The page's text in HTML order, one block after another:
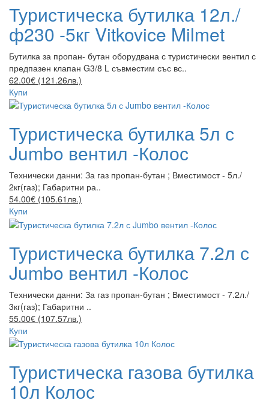
Туристическа бутилка 12л./
ф230 -5кг Vitkovice Milmet
Бутилка за пропан- бутан оборудвана с туристически вентил с
предпазен клапан G3/8 L съвместим със вс..
62.00€ (121.26лв.)
Купи
Туристическа бутилка 5л с
Jumbo вентил -Колос
Технически данни: За газ пропан-бутан ; Вместимост - 5л./
2кг(газ); Габаритни ра..
54.00€ (105.61лв.)
Купи
Туристическа бутилка 7.2л с
Jumbo вентил -Колос
Технически данни: За газ пропан-бутан ; Вместимост - 7.2л./
3кг(газ); Габаритни ..
55.00€ (107.57лв.)
Купи
Туристическа газова бутилка
10л Колос